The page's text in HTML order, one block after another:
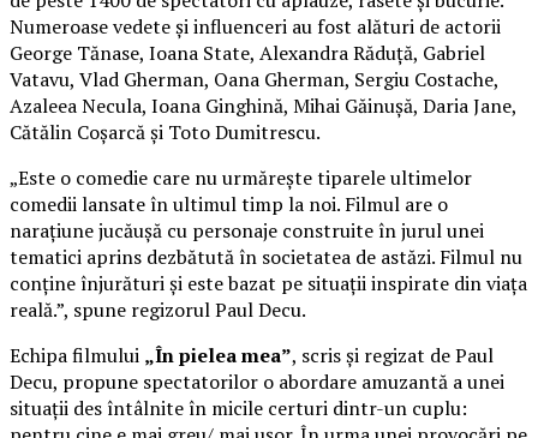
Numeroase vedete și influenceri au fost alături de actorii
George Tănase, Ioana State, Alexandra Răduță, Gabriel
Vatavu, Vlad Gherman, Oana Gherman, Sergiu Costache,
Azaleea Necula, Ioana Ginghină, Mihai Găinușă, Daria Jane,
Cătălin Coșarcă și Toto Dumitrescu.
„Este o comedie care nu urmărește tiparele ultimelor
comedii lansate în ultimul timp la noi. Filmul are o
narațiune jucăușă cu personaje construite în jurul unei
tematici aprins dezbătută în societatea de astăzi. Filmul nu
conține înjurături și este bazat pe situații inspirate din viața
reală.”, spune regizorul Paul Decu.
Echipa filmului „În pielea mea”, scris și regizat de Paul
Decu, propune spectatorilor o abordare amuzantă a unei
situații des întâlnite în micile certuri dintr-un cuplu: